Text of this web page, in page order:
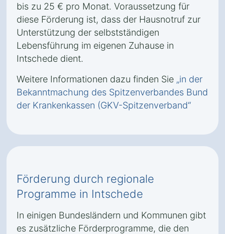
bis zu 25 € pro Monat. Voraussetzung für
diese Förderung ist, dass der Hausnotruf zur
Unterstützung der selbstständigen
Lebensführung im eigenen Zuhause in
Intschede dient.
Weitere Informationen dazu finden Sie „in der
Bekanntmachung des Spitzenverbandes Bund
der Krankenkassen (GKV-Spitzenverband“
Förderung durch regionale
Programme in Intschede
In einigen Bundesländern und Kommunen gibt
es zusätzliche Förderprogramme, die den